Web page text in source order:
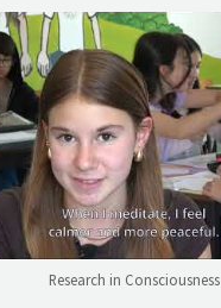
Research in Consciousness